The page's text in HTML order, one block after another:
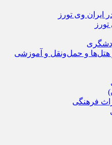
ایران وی تورز
هتل‌ها و حمل‌و‌نقل و آموزشی
فرهنگی